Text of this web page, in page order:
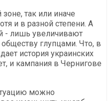
зоне, так или иначе
и в разной степени. А
- лишь увеличивают
глупцами. Что, в
история украинских
и кампания в Чернигове
можно